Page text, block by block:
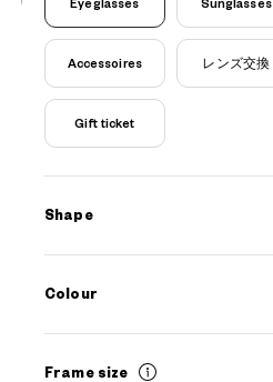
Eyeglasses Sunglasses
Accessoires レンズ交換
Gift ticket
Shape
Colour
Frame size
OUTLET
OWNDAYS | ESSENTIAL
ECO2021Q-1AC4 / Size: XXS
¥6,160